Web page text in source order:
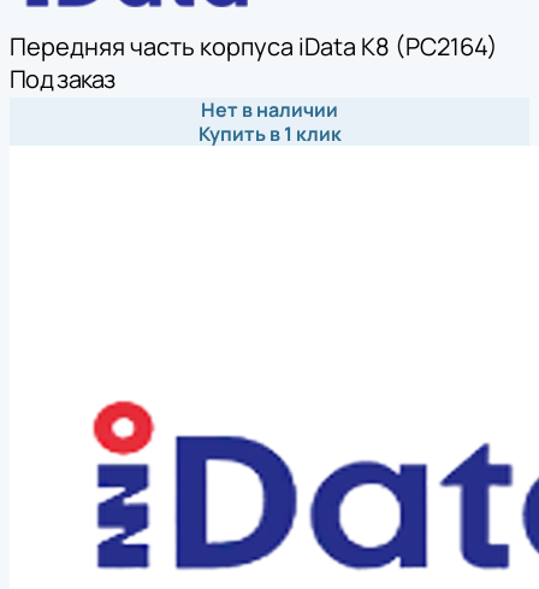
Передняя часть корпуса iData K8 (PC2164)
Под заказ
Нет в наличии
Купить в 1 клик